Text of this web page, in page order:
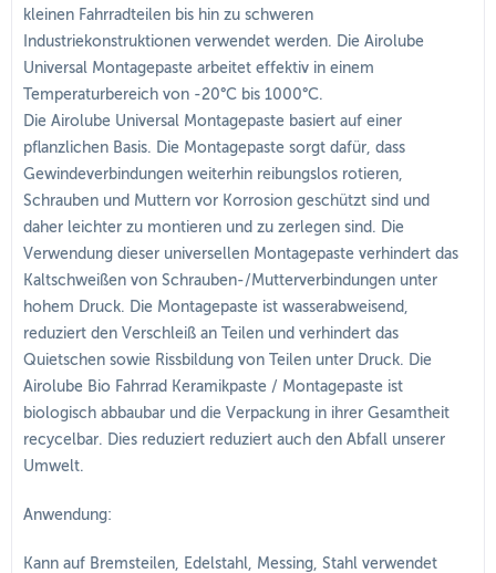
kleinen Fahrradteilen bis hin zu schweren
Industriekonstruktionen verwendet werden. Die Airolube
Universal Montagepaste arbeitet effektiv in einem
Temperaturbereich von -20°C bis 1000°C.
Die Airolube Universal Montagepaste basiert auf einer
pflanzlichen Basis. Die Montagepaste sorgt dafür, dass
Gewindeverbindungen weiterhin reibungslos rotieren,
Schrauben und Muttern vor Korrosion geschützt sind und
daher leichter zu montieren und zu zerlegen sind. Die
Verwendung dieser universellen Montagepaste verhindert das
Kaltschweißen von Schrauben-/Mutterverbindungen unter
hohem Druck. Die Montagepaste ist wasserabweisend,
reduziert den Verschleiß an Teilen und verhindert das
Quietschen sowie Rissbildung von Teilen unter Druck. Die
Airolube Bio Fahrrad Keramikpaste / Montagepaste ist
biologisch abbaubar und die Verpackung in ihrer Gesamtheit
recycelbar. Dies reduziert reduziert auch den Abfall unserer
Umwelt.
Anwendung:
Kann auf Bremsteilen, Edelstahl, Messing, Stahl verwendet